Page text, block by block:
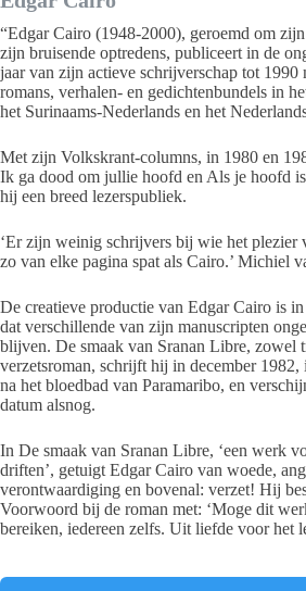
“Edgar Cairo (1948-2000), geroemd om
zijn bruisende optredens, publiceert in de
jaar van zijn actieve schrijverschap tot 1990
romans, verhalen- en gedichtenbundels in
het Surinaams-Nederlands en het
Met zijn Volkskrant-columns, in 1980 en
Ik ga dood om jullie hoofd en Als je hoofd
hij een breed lezerspubliek.
‘Er zijn weinig schrijvers bij wie het plezier
zo van elke pagina spat als Cairo.’ Michiel
De creatieve productie van Edgar Cairo is
dat verschillende van zijn manuscripten
blijven. De smaak van Sranan Libre, zowel
verzetsroman, schrijft hij in december 1982,
na het bloedbad van Paramaribo, en
datum alsnog.
In De smaak van Sranan Libre, ‘een werk
driften’, getuigt Edgar Cairo van woede,
verontwaardiging en bovenal: verzet! Hij
Voorwoord bij de roman met: ‘Moge dit
bereiken, iedereen zelfs. Uit liefde voor het